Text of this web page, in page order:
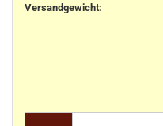
Versandgewicht: